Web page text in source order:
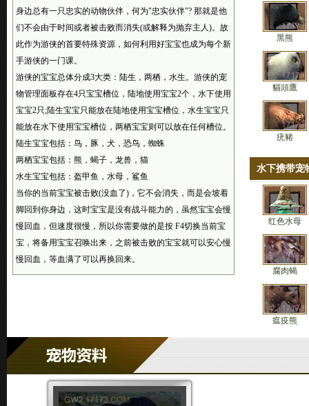
身边总有一只忠实的动物伙伴，何为"忠实伙伴"? 那就是他
们不会由于时间或者被击败而消失(或解释为抛弃主人)。故
此作为游侠的首要特殊资源，如何利用好宝宝也成为每个新
手游侠的一门课。
游侠的宝宝总体分成3大类：陆生，两栖，水生。游侠的宠
物管理面板存在4只宝宝槽位，陆地使用宝宝2个，水下使用
宝宝2只;陆生宝宝只能放在陆地使用宝宝槽位，水生宝宝只
能放在水下使用宝宝槽位，两栖宝宝则可以放在任何槽位。
陆生宝宝包括：鸟，豚，犬，恐鸟，蜘蛛
两栖宝宝包括：熊，蝎子，龙兽，猫
水生宝宝包括：盔甲鱼，水母，鲨鱼
当你的当前宝宝被击败(没血了)，它不会消失，而是会坡着
脚回到你身边，这时宝宝是没有战斗能力的，虽然宝宝会慢
慢回血，但速度很慢，所以你需要做的是按 F4切换当前宝
宝，将备用宝宝召唤出来，之前被击败的宝宝就可以安心慢
慢回血，等血满了可以再换回来。
黑熊
貓頭鷹
疣豬
水下携带宠
红色水母
腐肉蝎
瘟疫熊